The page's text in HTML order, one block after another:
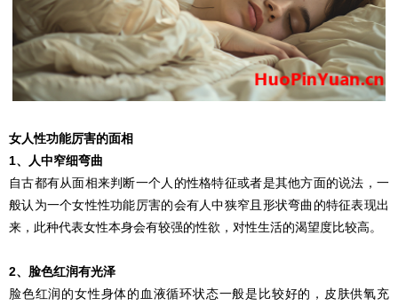
女人性功能厉害的面相
1、‌人中窄细弯曲
自古都有从面相来判断一个人的性格特征或者是其他方面的说法，一
般认为一个女性性功能厉害的会有人中狭窄且形状弯曲的特征表现出
来，此种代表女性本身会有较强的性欲，对性生活的渴望度比较高。
2、脸色红润有光泽
脸色红润的女性身体的血液循环状态一般是比较好的，皮肤供氧充